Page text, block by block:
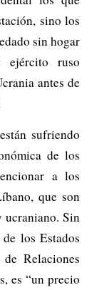
sino los
sin hogar
ejército ruso
antes de
sufriendo
de los
a los
que son
ucraniano. Sin
los Estados
Relaciones
es “un precio